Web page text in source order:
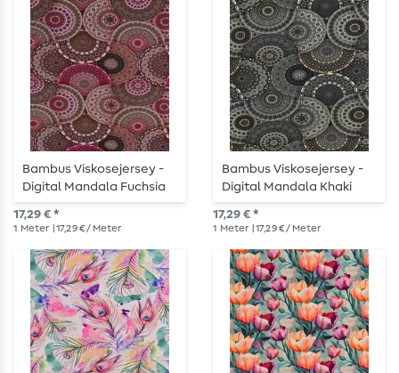
Bambus Viskosejersey -
Digital Mandala Fuchsia
17,29 € *
1 Meter | 17,29 € / Meter
Bambus Viskosejersey -
Digital Mandala Khaki
17,29 € *
1 Meter | 17,29 € / Meter